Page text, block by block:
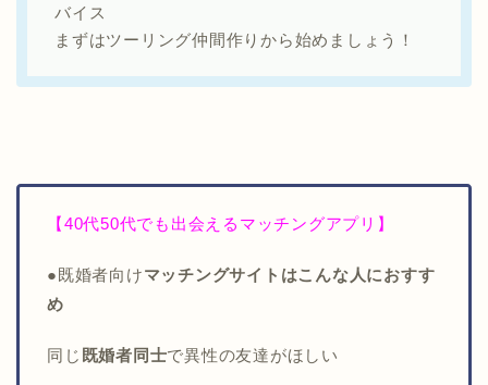
バイス
まずはツーリング仲間作りから始めましょう！
【40代50代でも出会えるマッチングアプリ】
●既婚者向けマッチングサイトはこんな人におすす
め
同じ 既婚者同士で異性の友達がほしい